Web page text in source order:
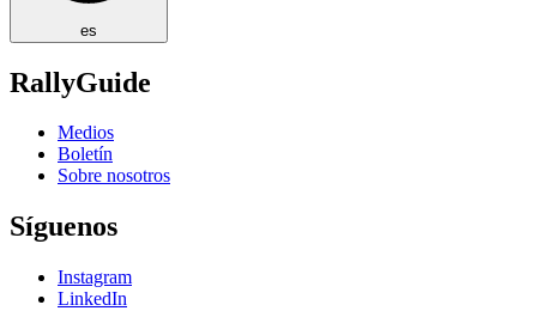
es
RallyGuide
Medios
Boletín
Sobre nosotros
Síguenos
Instagram
LinkedIn